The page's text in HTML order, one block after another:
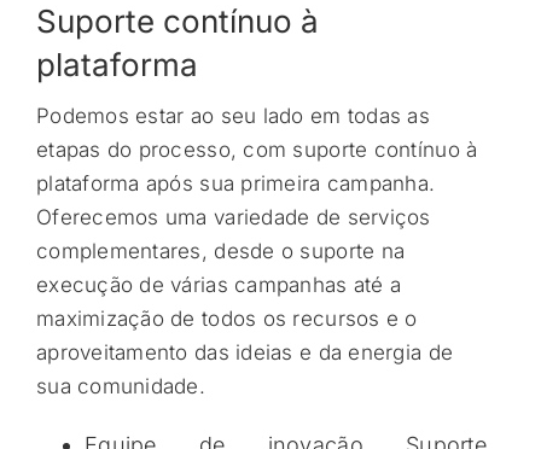
Suporte contínuo à
plataforma
Podemos estar ao seu lado em todas as
etapas do processo, com suporte contínuo à
plataforma após sua primeira campanha.
Oferecemos uma variedade de serviços
complementares, desde o suporte na
execução de várias campanhas até a
maximização de todos os recursos e o
aproveitamento das ideias e da energia de
sua comunidade.